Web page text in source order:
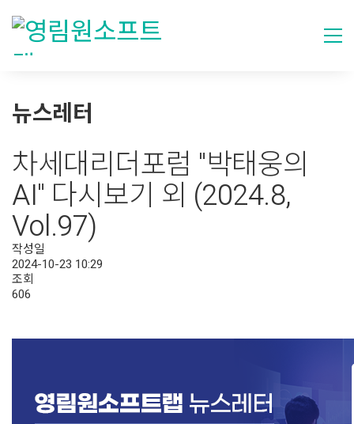
뉴스레터
차세대리더포럼 "박태웅의
AI" 다시보기 외 (2024.8,
Vol.97)
작성일
2024-10-23 10:29
조회
606